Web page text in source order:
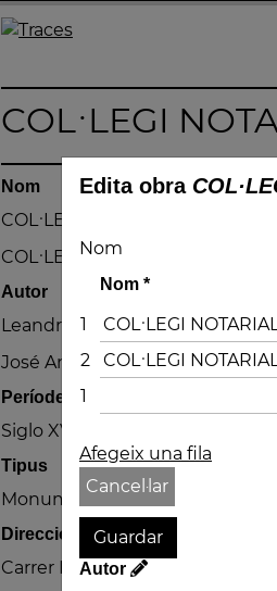
Skip
COL·LEGI
Edita obra
Nom
Nom *
1
2
1
Afegeix una fila
Cancel·lar
Autor
Nom
COL·LEGI NOTARIAL DE
COL·LEGI NOTARIAL DE
Autor
Leandre Albareda i Petit /
José Antonio Gimbernat
Període
Siglo XVIII / final
Tipus
Monument
Direcció
Carrer Notariat, 2-4 - Carrer